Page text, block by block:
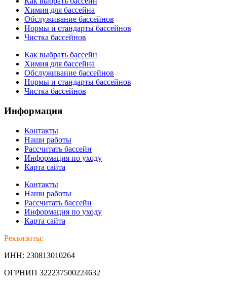
Химия для бассейна
Обслуживание бассейнов
Нормы и стандарты бассейнов
Чистка бассейнов
Как выбрать бассейн
Химия для бассейна
Обслуживание бассейнов
Нормы и стандарты бассейнов
Чистка бассейнов
Информация
Контакты
Наши работы
Рассчитать бассейн
Информация по уходу
Карта сайта
Контакты
Наши работы
Рассчитать бассейн
Информация по уходу
Карта сайта
Реквизиты:
ИНН: 230813010264
ОГРНИП 322237500224632